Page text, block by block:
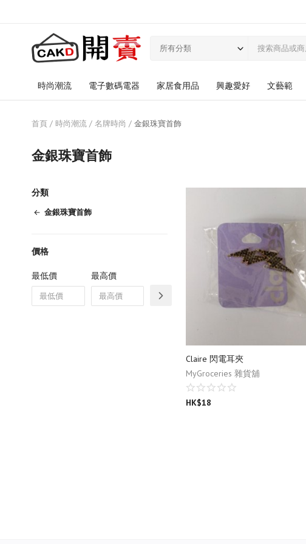
所有分類
時尚潮流 電子數碼電器 家居食用品 興趣愛好 文藝範
首頁 時尚潮流 名牌時尚 金銀珠寶首飾
金銀珠寶首飾
分類
金銀珠寶首飾
價格
最低價 最高價
Claire 閃電耳夾
MyGroceries 雜貨舖
HK$18